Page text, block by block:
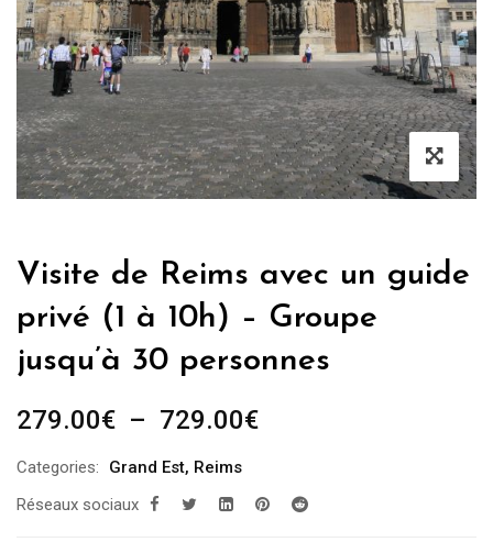
Visite de Reims avec un guide
privé (1 à 10h) – Groupe
jusqu’à 30 personnes
279.00€ – 729.00€Plage
279.00€
Categories: Grand Est, Reims
Réseaux sociaux